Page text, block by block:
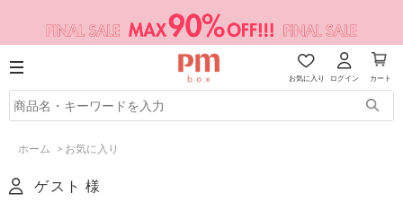
お気に入り ログイン カート
ホーム > お気に入り
ゲスト 様